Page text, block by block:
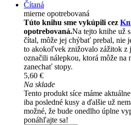
Čítaná
mierne opotrebovaná
Túto knihu sme vykúpili cez
opotrebovaná.Na tejto knihe už
čítal, môže jej chýbať prebal, nie
to akokoľvek znižovalo zážitok z
označili nálepkou, ktorá môže na
zanechať stopy.
5,60 €
Na sklade
Tento produkt síce máme
iba posledné kusy a ďalšie už
možné, že bude onedlho úplne
ponáhľajte sa!